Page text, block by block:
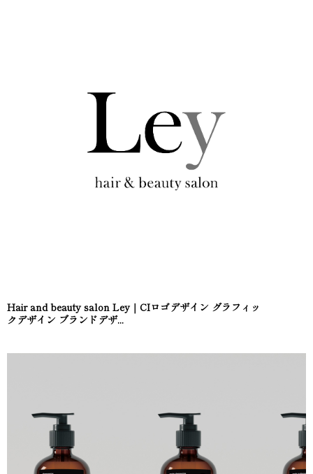
Hair and beauty salon Ley｜CIロゴデザイン グラフィッ
クデザイン ブランドデザ...